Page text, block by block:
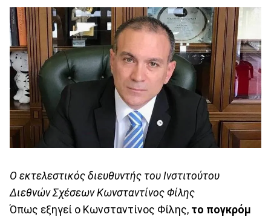
Ο εκτελεστικός διευθυντής του Ινστιτούτου
Διεθνών Σχέσεων Κωνσταντίνος Φίλης
Όπως εξηγεί ο Κωνσταντίνος Φίλης, το πογκρόμ